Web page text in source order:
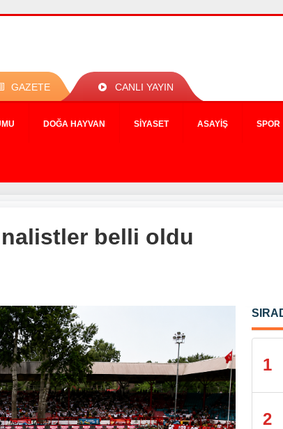
GAZETE CANLI YAYIN
DOĞA HAYVAN SIYASET ASAYIŞ SPOR
belli oldu
1
2